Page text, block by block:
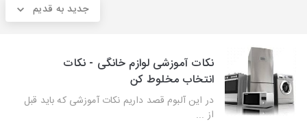
جدید به قدیم
نکات آموزشی لوازم خانگی - نکات
انتخاب مخلوط کن
در این آلبوم قصد داریم نکات آموزشی که باید قبل
از ...